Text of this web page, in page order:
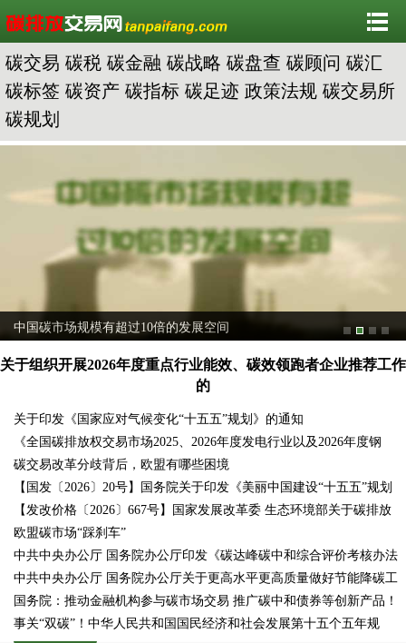
碳交易 碳税 碳金融 碳战略 碳盘查 碳顾问 碳汇
碳标签 碳资产 碳指标 碳足迹 政策法规 碳交易所
碳规划
中国碳市场规模有超过10倍的发展空间
关于组织开展2026年度重点行业能效、碳效领跑者企业推荐工作
的
关于印发《国家应对气候变化“十五五”规划》的通知
《全国碳排放权交易市场2025、2026年度发电行业以及2026年度钢
铁、水
碳交易改革分歧背后，欧盟有哪些困境
【国发〔2026〕20号】国务院关于印发《美丽中国建设“十五五”规划
【发改价格〔2026〕667号】国家发展改革委 生态环境部关于碳排放
权
欧盟碳市场“踩刹车”
中共中央办公厅 国务院办公厅印发《碳达峰碳中和综合评价考核办法
中共中央办公厅 国务院办公厅关于更高水平更高质量做好节能降碳工
国务院：推动金融机构参与碳市场交易 推广碳中和债券等创新产品！
事关“双碳”！中华人民共和国国民经济和社会发展第十五个五年规